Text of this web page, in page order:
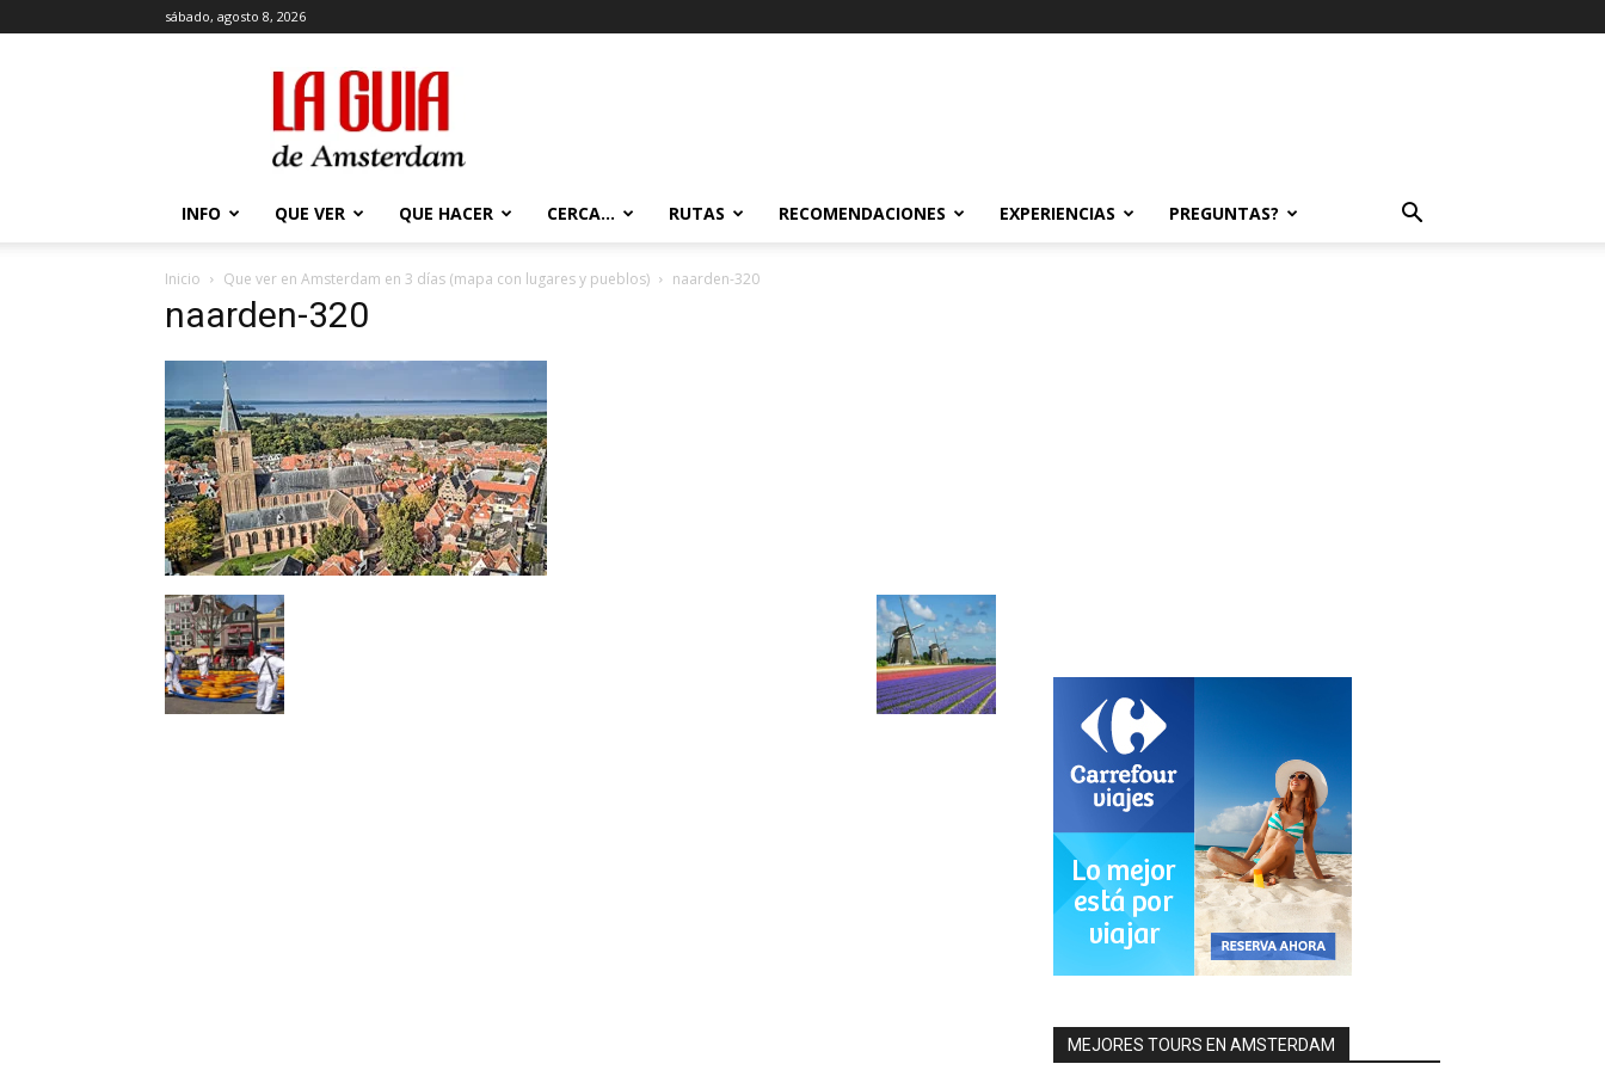
sábado, agosto 8, 2026
La
Guía
de
Amsterdam
INFO QUE VER QUE HACER CERCA… RUTAS RECOMENDACIONES EXPERIENCIAS PREGUNTAS?
Inicio Que ver en Amsterdam en 3 días (mapa con lugares y pueblos) naarden-320
naarden-320
MEJORES TOURS EN AMSTERDAM